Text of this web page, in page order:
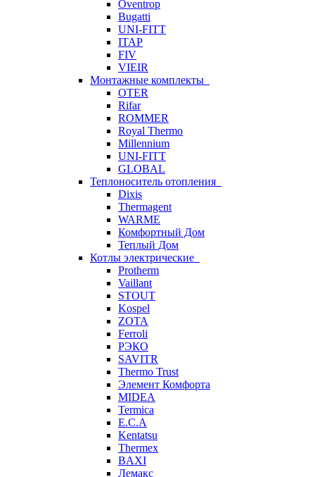
Oventrop
Bugatti
UNI-FITT
ITAP
FIV
VIEIR
Монтажные комплекты
OTER
Rifar
ROMMER
Royal Thermo
Millennium
UNI-FITT
GLOBAL
Теплоноситель отопления
Dixis
Thermagent
WARME
Комфортный Дом
Теплый Дом
Котлы электрические
Protherm
Vaillant
STOUT
Kospel
ZOTA
Ferroli
РЭКО
SAVITR
Thermo Trust
Элемент Комфорта
MIDEA
Termica
E.C.A
Kentatsu
Thermex
BAXI
Лемакс